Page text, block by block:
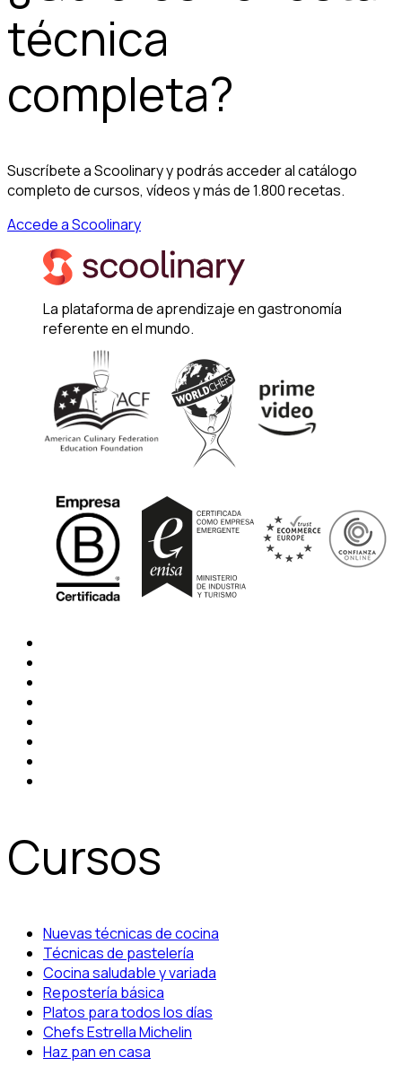
técnica
completa?
Suscríbete a Scoolinary y podrás acceder al catálogo
completo de cursos, vídeos y más de 1.800 recetas.
Accede a Scoolinary
La plataforma de aprendizaje en gastronomía
referente en el mundo.
Cursos
Nuevas técnicas de cocina
Técnicas de pastelería
Cocina saludable y variada
Repostería básica
Platos para todos los días
Chefs Estrella Michelin
Haz pan en casa